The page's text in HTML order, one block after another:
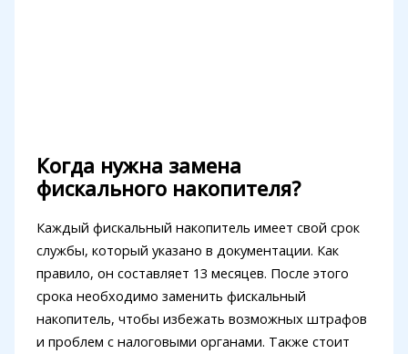
Когда нужна замена
фискального накопителя?
Каждый фискальный накопитель имеет свой срок
службы, который указано в документации. Как
правило, он составляет 13 месяцев. После этого
срока необходимо заменить фискальный
накопитель, чтобы избежать возможных штрафов
и проблем с налоговыми органами. Также стоит